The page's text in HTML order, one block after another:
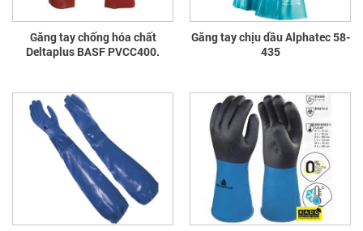
Găng tay chống hóa chất
Deltaplus BASF PVCC400.
Găng tay chịu dầu Alphatec 58-
435